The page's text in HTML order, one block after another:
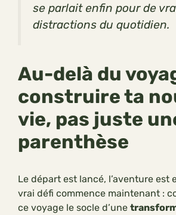
se parlait enfin pour de
distractions du quotidien.
Au-delà du
construire ta
vie, pas juste
parenthèse
Le départ est lancé, l’aventure est
vrai défi commence maintenant :
ce voyage le socle d’une